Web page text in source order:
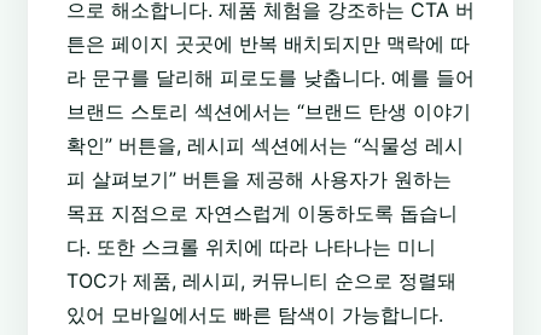
으로 해소합니다. 제품 체험을 강조하는 CTA 버
튼은 페이지 곳곳에 반복 배치되지만 맥락에 따
라 문구를 달리해 피로도를 낮춥니다. 예를 들어
브랜드 스토리 섹션에서는 “브랜드 탄생 이야기
확인” 버튼을, 레시피 섹션에서는 “식물성 레시
피 살펴보기” 버튼을 제공해 사용자가 원하는
목표 지점으로 자연스럽게 이동하도록 돕습니
다. 또한 스크롤 위치에 따라 나타나는 미니
TOC가 제품, 레시피, 커뮤니티 순으로 정렬돼
있어 모바일에서도 빠른 탐색이 가능합니다.